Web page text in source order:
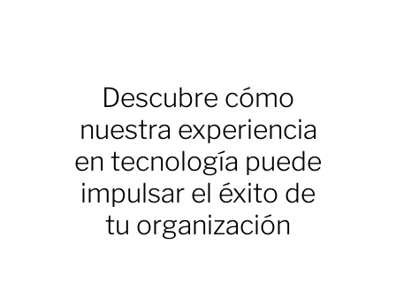
Descubre cómo
nuestra experiencia
en tecnología puede
impulsar el éxito de
tu organización